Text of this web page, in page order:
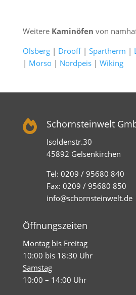
Weitere Kaminöfen von
Olsberg| Drooff| Spartherm |
| Morso| Nordpeis| Wiking
 Schornsteinwelt
Isoldenstr.30
45892 Gelsenkirchen
Tel: 0209 / 95680 840
Fax: 0209 / 95680 850
info@schornsteinwelt.de
Öffnungszeiten
Montag bis Freitag
10:00 bis 18:30 Uhr
Samstag
10:00 – 14:00 Uhr